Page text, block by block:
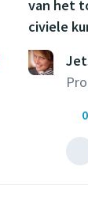
van het
civiele